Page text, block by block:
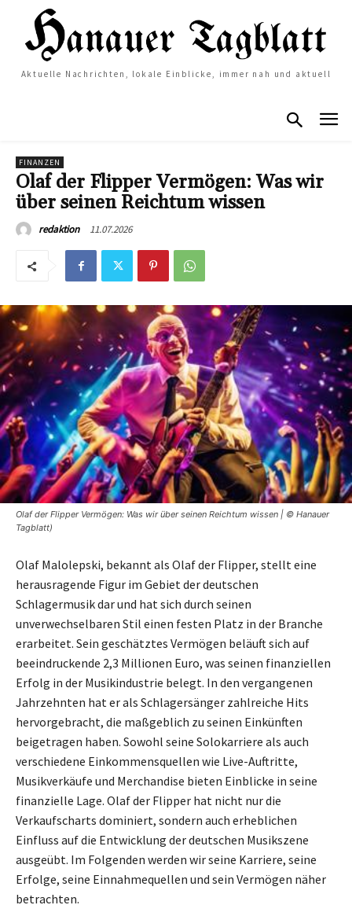
Aktuelle Nachrichten, lokale Einblicke, immer nah und aktuell
FINANZEN
Olaf der Flipper Vermögen: Was wir
über seinen Reichtum wissen
redaktion 11.07.2026
Olaf der Flipper Vermögen: Was wir über seinen Reichtum wissen | © Hanauer
Tagblatt)
Olaf Malolepski, bekannt als Olaf der Flipper, stellt eine
herausragende Figur im Gebiet der deutschen
Schlagermusik dar und hat sich durch seinen
unverwechselbaren Stil einen festen Platz in der Branche
erarbeitet. Sein geschätztes Vermögen beläuft sich auf
beeindruckende 2,3 Millionen Euro, was seinen finanziellen
Erfolg in der Musikindustrie belegt. In den vergangenen
Jahrzehnten hat er als Schlagersänger zahlreiche Hits
hervorgebracht, die maßgeblich zu seinen Einkünften
beigetragen haben. Sowohl seine Solokarriere als auch
verschiedene Einkommensquellen wie Live-Auftritte,
Musikverkäufe und Merchandise bieten Einblicke in seine
finanzielle Lage. Olaf der Flipper hat nicht nur die
Verkaufscharts dominiert, sondern auch erheblichen
Einfluss auf die Entwicklung der deutschen Musikszene
ausgeübt. Im Folgenden werden wir seine Karriere, seine
Erfolge, seine Einnahmequellen und sein Vermögen näher
betrachten.